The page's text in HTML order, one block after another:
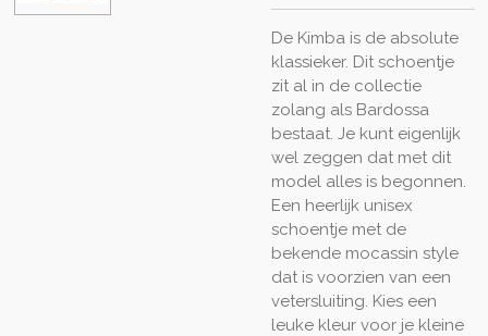
De Kimba is de absolute
klassieker. Dit schoentje
zit al in de collectie
zolang als Bardossa
bestaat. Je kunt eigenlijk
wel zeggen dat met dit
model alles is begonnen.
Een heerlijk unisex
schoentje met de
bekende mocassin style
dat is voorzien van een
vetersluiting. Kies een
leuke kleur voor je kleine